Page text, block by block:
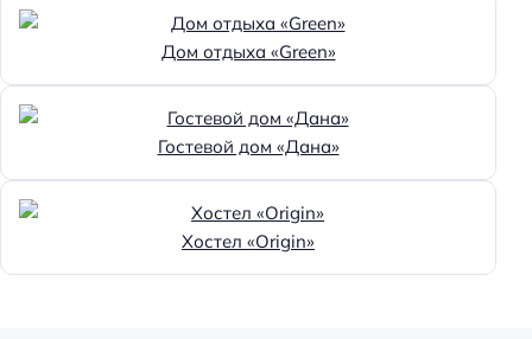
Дом отдыха «Green»
Гостевой дом «Дана»
Хостел «Origin»